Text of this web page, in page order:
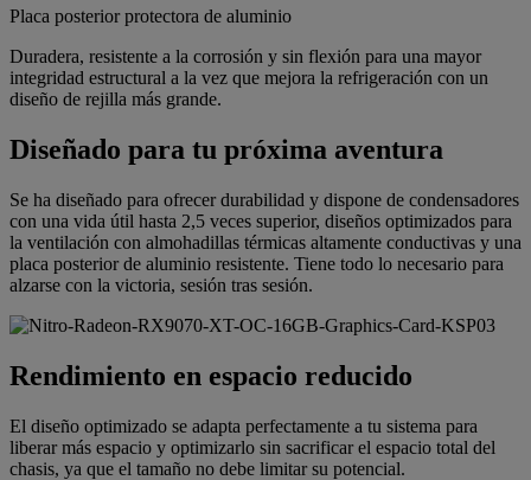
Placa posterior protectora de aluminio
Duradera, resistente a la corrosión y sin flexión para una mayor
integridad estructural a la vez que mejora la refrigeración con un
diseño de rejilla más grande.
Diseñado para tu próxima aventura
Se ha diseñado para ofrecer durabilidad y dispone de condensadores
con una vida útil hasta 2,5 veces superior, diseños optimizados para
la ventilación con almohadillas térmicas altamente conductivas y una
placa posterior de aluminio resistente. Tiene todo lo necesario para
alzarse con la victoria, sesión tras sesión.
Rendimiento en espacio reducido
El diseño optimizado se adapta perfectamente a tu sistema para
liberar más espacio y optimizarlo sin sacrificar el espacio total del
chasis, ya que el tamaño no debe limitar su potencial.